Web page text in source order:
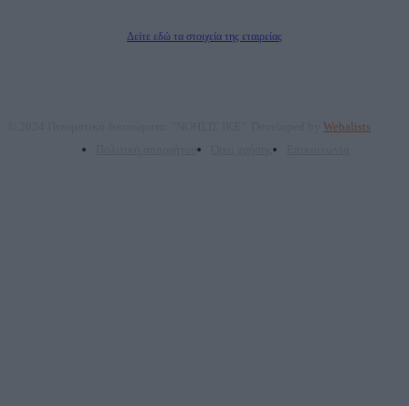
Δείτε εδώ τα στοιχεία της εταιρείας
Webalists